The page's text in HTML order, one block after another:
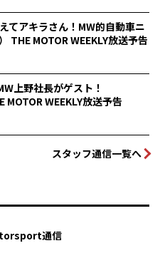
てアキラさん！MW的自動車ニ
THE MOTOR WEEKLY放送予告
上野社長がゲスト！
MOTOR WEEKLY放送予告
スタッフ通信一覧へ
通信